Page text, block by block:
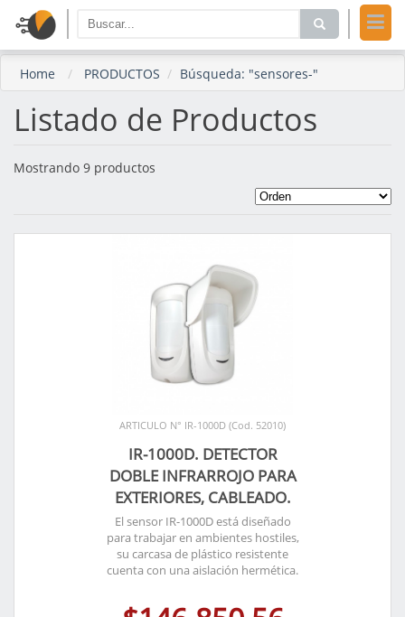
Home PRODUCTOS Búsqueda: "sensores-"
Listado de Productos
Mostrando 9 productos
ARTICULO N° IR-1000D (Cod. 52010)
IR-1000D. DETECTOR
DOBLE INFRARROJO PARA
EXTERIORES, CABLEADO.
El sensor IR-1000D está diseñado
para trabajar en ambientes hostiles,
su carcasa de plástico resistente
cuenta con una aislación hermética.